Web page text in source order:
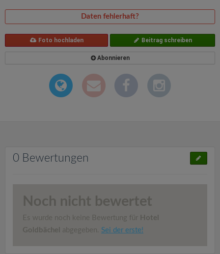
Daten fehlerhaft?
Foto hochladen Beitrag schreiben
Abonnieren
0 Bewertungen
Noch nicht bewertet
Es wurde noch keine Bewertung für Hotel
Goldbächel
abgegeben. Sei der erste!